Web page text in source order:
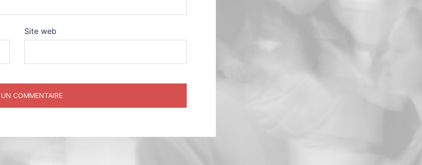
Site web